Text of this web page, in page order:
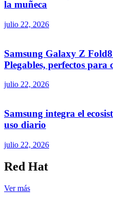
la muñeca
julio 22, 2026
Samsung Galaxy Z
Plegables, perfectos para
julio 22, 2026
Samsung integra el
uso diario
julio 22, 2026
Red Hat
Ver más